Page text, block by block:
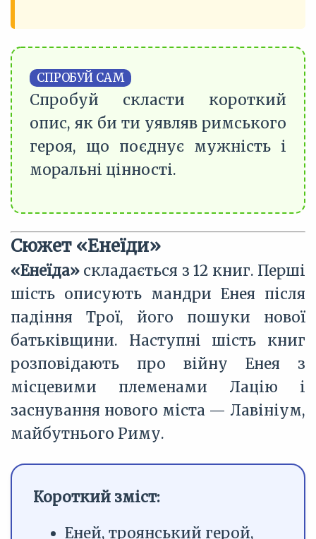
СПРОБУЙ САМ
Спробуй скласти короткий
опис, як би ти уявляв римського
героя, що поєднує мужність і
моральні цінності.
Сюжет «Енеїди»
«Енеїда» складається з 12 книг. Перші
шість описують мандри Енея після
падіння Трої, його пошуки нової
батьківщини. Наступні шість книг
розповідають про війну Енея з
місцевими племенами Лацію і
заснування нового міста — Лавініум,
майбутнього Риму.
Короткий зміст:
Еней, троянський герой,